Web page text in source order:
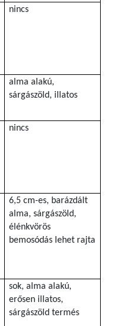
nincs
alma alakú,
sárgászöld, illatos
nincs
6,5 cm-es, barázdált
alma, sárgászöld,
élénkvörös
bemosódás lehet rajta
sok, alma alakú,
erősen illatos,
sárgászöld termés